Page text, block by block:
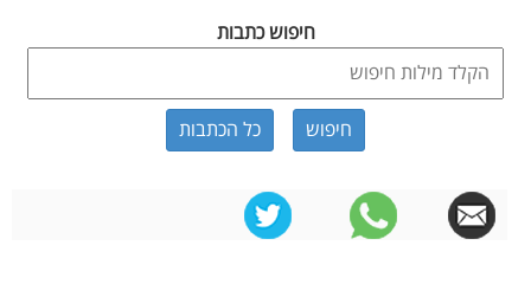
חיפוש כתבות
כל הכתבות